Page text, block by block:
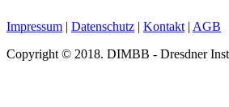
Impressum | Datenschutz | Kontakt | AGB
Copyright © 2018. DIMBB - Dresdner